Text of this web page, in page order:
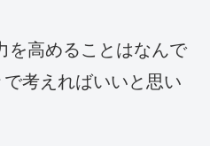
を高めることはなんで
考えればいいと思い